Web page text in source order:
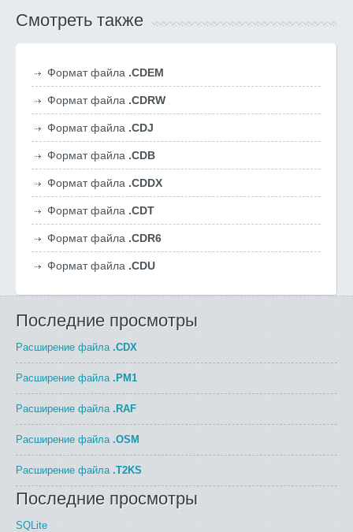
Смотреть также
Формат файла .CDEM
Формат файла .CDRW
Формат файла .CDJ
Формат файла .CDB
Формат файла .CDDX
Формат файла .CDT
Формат файла .CDR6
Формат файла .CDU
Последние просмотры
Расширение файла .CDX
Расширение файла .PM1
Расширение файла .RAF
Расширение файла .OSM
Расширение файла .T2KS
Последние просмотры
SQLite